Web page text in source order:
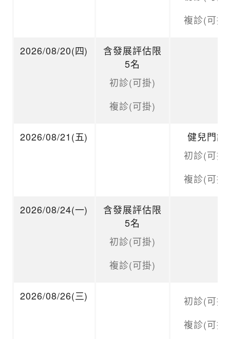
複診(可掛)
2026/08/20(四)
含發展評估限
5名
初診(可掛)
複診(可掛)
2026/08/21(五)
健兒門診
初診(可掛)
複診(可掛)
2026/08/24(一)
含發展評估限
5名
初診(可掛)
複診(可掛)
2026/08/26(三)
初診(可掛)
複診(可掛)